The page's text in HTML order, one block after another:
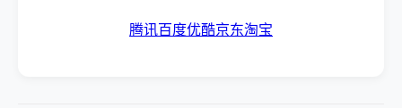
腾讯百度优酷京东淘宝